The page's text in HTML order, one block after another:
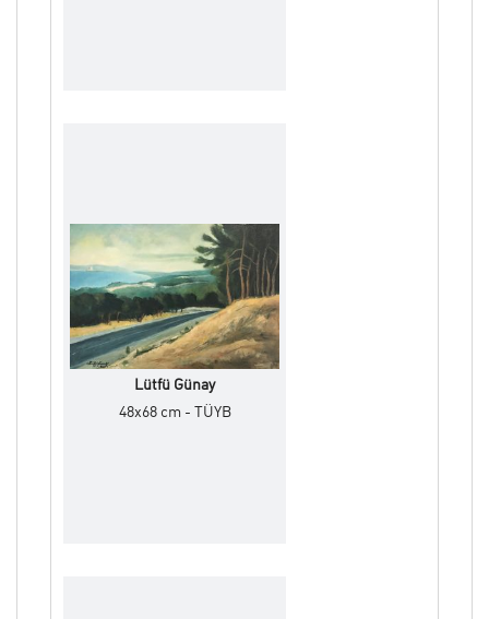
Lütfü Günay
48x68 cm - TÜYB